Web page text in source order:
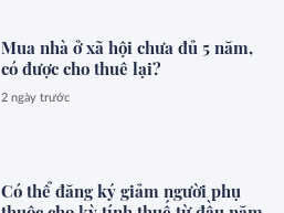
Mua nhà ở xã hội chưa đủ 5 năm,
có được cho thuê lại?
2 ngày trước
Có thể đăng ký giảm người phụ